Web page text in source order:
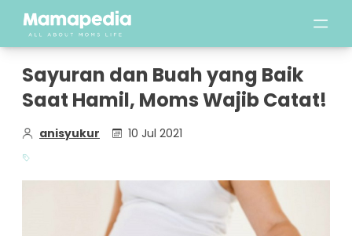
Sayuran dan Buah yang Baik
Saat Hamil, Moms Wajib Catat!
anisyukur 10 Jul 2021